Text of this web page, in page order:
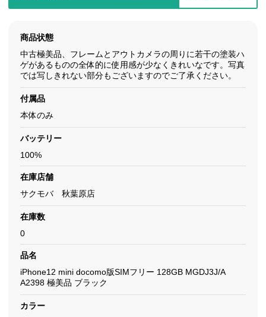
商品状態
中古極美品、フレームとアウトカメラの周りに若干の塗装ハ
ゲがあるものの全体的に使用感が少なくきれいなです。写真
では写しきれない部分もございますのでご了承ください。
付属品
本体のみ
バッテリー
100%
在庫店舗
サクモバ 秋葉原店
在庫数
0
品名
iPhone12 mini docomo版SIMフリー 128GB MGDJ3J/A
A2398 極美品 ブラック
カラー